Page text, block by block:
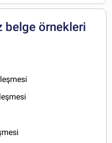
belge örnekleri